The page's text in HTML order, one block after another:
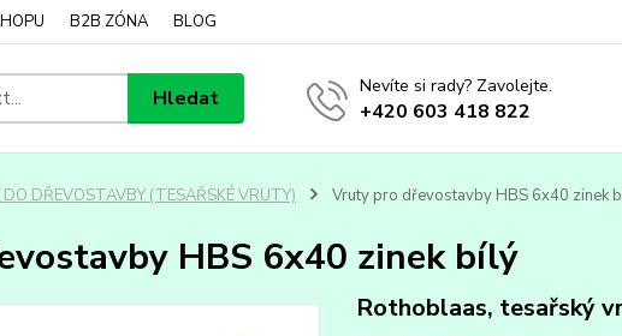
B2B ZÓNA BLOG
Hledat Nevíte si rady? Zavolejte.
+420 603 418 822
DŘEVOSTAVBY (TESAŘSKÉ VRUTY) Vruty pro dřevostavby HBS 6x40 zinek
HBS 6x40 zinek bílý
Rothoblaas, tesařský